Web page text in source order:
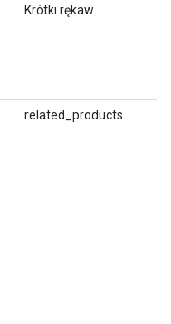
Krótki rękaw
related_products